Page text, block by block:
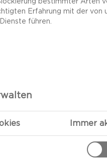
Kartoffel
geben. Das
Erfahrung mit der von
führen.
Immer